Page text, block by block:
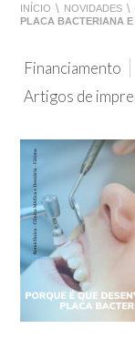
INÍCIO \ NOVIDADES \
PLACA BACTERIANA E
Financiamento
Artigos de